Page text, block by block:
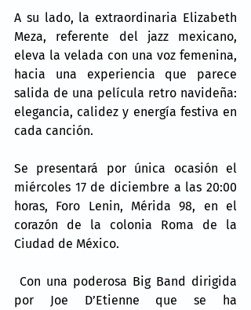
A su lado, la extraordinaria Elizabeth
Meza, referente del jazz mexicano,
eleva la velada con una voz femenina,
hacia una experiencia que parece
salida de una película retro navideña:
elegancia, calidez y energía festiva en
cada canción.
Se presentará por única ocasión el
miércoles 17 de diciembre a las 20:00
horas, Foro Lenin, Mérida 98, en el
corazón de la colonia Roma de la
Ciudad de México.
Con una poderosa Big Band dirigida
por Joe D’Etienne que se ha